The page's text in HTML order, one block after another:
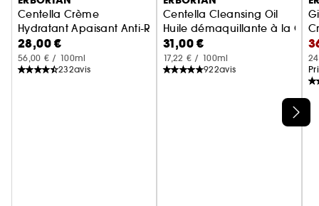
Centella Crème
Hydratant Apaisant Anti-Rougeurs
28,00 €
56,00 € / 100ml
232avis
Centella Cleansing Oil
Huile démaquillante à la
31,00 €
17,22 € / 100ml
922avis